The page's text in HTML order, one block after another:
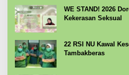
WE STAND! 2026
Kekerasan Seksual
22 RSI NU Kawal
Tambakberas